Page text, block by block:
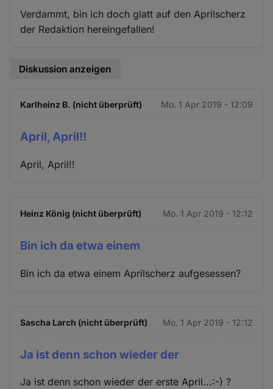
Verdammt, bin ich doch glatt auf den Aprilscherz
der Redaktion hereingefallen!
Diskussion anzeigen
Karlheinz B. (nicht überprüft) Mo. 1 Apr 2019 - 12:09
April, April!!
April, April!!
Heinz König (nicht überprüft) Mo. 1 Apr 2019 - 12:12
Bin ich da etwa einem
Bin ich da etwa einem Aprilscherz aufgesessen?
Sascha Larch (nicht überprüft) Mo. 1 Apr 2019 - 12:12
Ja ist denn schon wieder der
Ja ist denn schon wieder der erste April...:-) ?